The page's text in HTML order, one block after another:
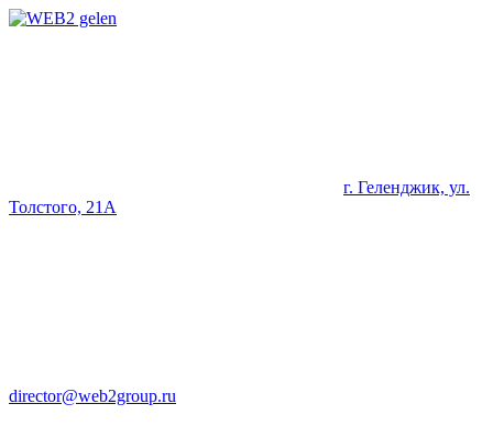
г. Геленджик, ул.
Толстого, 21А
director@web2group.ru